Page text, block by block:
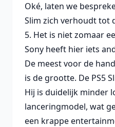
Oké, laten we
Slim zich verhoudt tot
5. Het is niet zomaar
Sony heeft hier iets
De meest voor de
is de grootte. De PS5
Hij is duidelijk minder
lanceringmodel, wat
een krappe